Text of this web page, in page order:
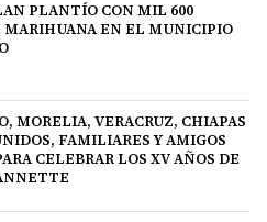
PLANTÍO CON MIL 600
MARIHUANA EN EL MUNICIPIO
MORELIA, VERACRUZ, CHIAPAS
FAMILIARES Y AMIGOS
CELEBRAR LOS XV AÑOS DE